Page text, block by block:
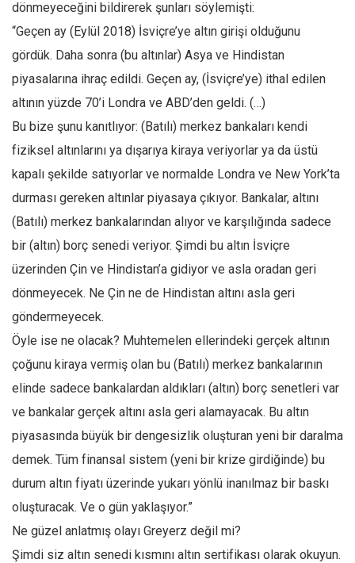
dönmeyeceğini bildirerek şunları söylemişti:
“Geçen ay (Eylül 2018) İsviçre’ye altın girişi olduğunu
gördük. Daha sonra (bu altınlar) Asya ve Hindistan
piyasalarına ihraç edildi. Geçen ay, (İsviçre’ye) ithal edilen
altının yüzde 70’i Londra ve ABD’den geldi. (…)
Bu bize şunu kanıtlıyor: (Batılı) merkez bankaları kendi
fiziksel altınlarını ya dışarıya kiraya veriyorlar ya da üstü
kapalı şekilde satıyorlar ve normalde Londra ve New York’ta
durması gereken altınlar piyasaya çıkıyor. Bankalar, altını
(Batılı) merkez bankalarından alıyor ve karşılığında sadece
bir (altın) borç senedi veriyor. Şimdi bu altın İsviçre
üzerinden Çin ve Hindistan’a gidiyor ve asla oradan geri
dönmeyecek. Ne Çin ne de Hindistan altını asla geri
göndermeyecek.
Öyle ise ne olacak? Muhtemelen ellerindeki gerçek altının
çoğunu kiraya vermiş olan bu (Batılı) merkez bankalarının
elinde sadece bankalardan aldıkları (altın) borç senetleri var
ve bankalar gerçek altını asla geri alamayacak. Bu altın
piyasasında büyük bir dengesizlik oluşturan yeni bir daralma
demek. Tüm finansal sistem (yeni bir krize girdiğinde) bu
durum altın fiyatı üzerinde yukarı yönlü inanılmaz bir baskı
oluşturacak. Ve o gün yaklaşıyor.”
Ne güzel anlatmış olayı Greyerz değil mi?
Şimdi siz altın senedi kısmını altın sertifikası olarak okuyun.